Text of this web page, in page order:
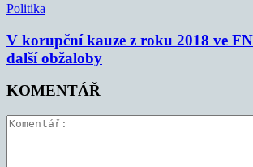
Politika
V korupční kauze z roku 2018 ve
další obžaloby
KOMENTÁŘ